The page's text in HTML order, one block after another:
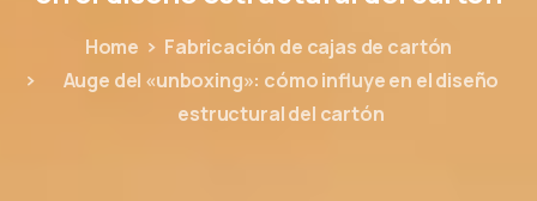
Home
Fabricación de cajas de cartón
Auge del «unboxing»: cómo influye en el diseño
estructural del cartón